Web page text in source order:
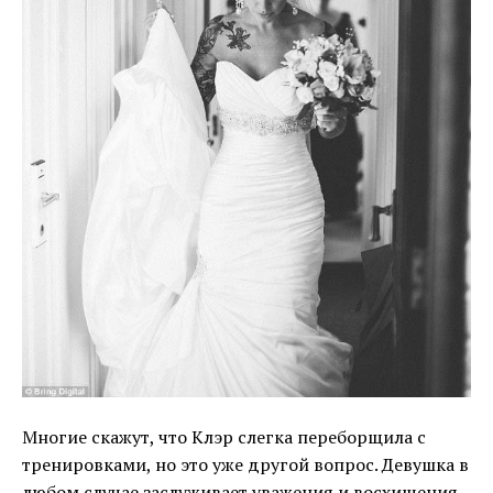
Многие скажут, что Клэр слегка переборщила с
тренировками, но это уже другой вопрос. Девушка в